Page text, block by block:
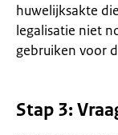
huwelijksakte
legalisatie niet
gebruiken voor
Stap 3: